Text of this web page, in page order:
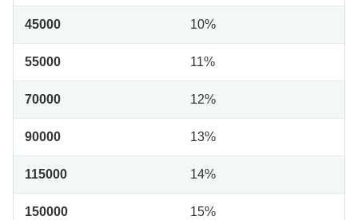
45000 10%
55000 11%
70000 12%
90000 13%
115000 14%
150000 15%